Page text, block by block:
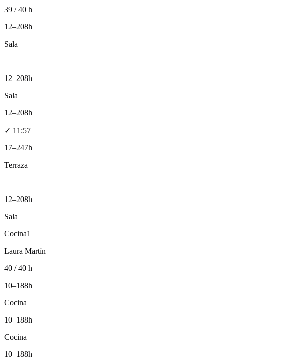
39 / 40 h
12–208h
Sala
—
12–208h
Sala
12–208h
✓ 11:57
17–247h
Terraza
—
12–208h
Sala
Cocina1
Laura Martín
40 / 40 h
10–188h
Cocina
10–188h
Cocina
10–188h